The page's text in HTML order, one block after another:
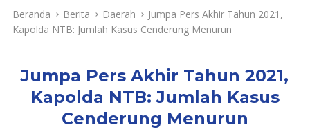
Beranda Berita Daerah
Jumpa Pers Akhir Tahun 2021,
Kapolda NTB: Jumlah Kasus Cenderung Menurun
Jumpa Pers Akhir Tahun 2021,
Kapolda NTB: Jumlah Kasus
Cenderung Menurun